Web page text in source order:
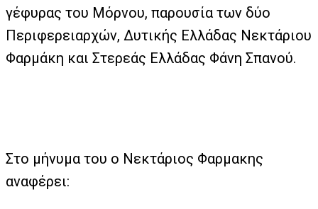
γέφυρας του Μόρνου, παρουσία των δύο
Περιφερειαρχών, Δυτικής Ελλάδας Νεκτάριου
Φαρμάκη και Στερεάς Ελλάδας Φάνη Σπανού.
Στο μήνυμα του ο Νεκτάριος Φαρμακης
αναφέρει: